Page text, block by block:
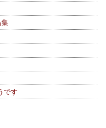
集
です